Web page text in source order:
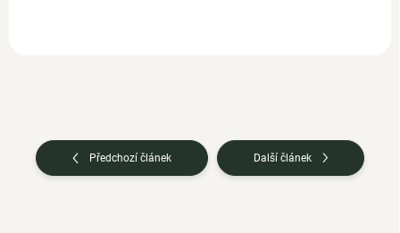
Předchozí článek Další článek